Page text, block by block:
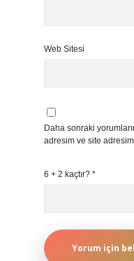
Web Sitesi
Daha sonraki
adresim ve site
6 + 2 kaçtır? *